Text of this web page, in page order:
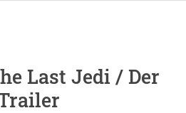
Last Jedi / Der